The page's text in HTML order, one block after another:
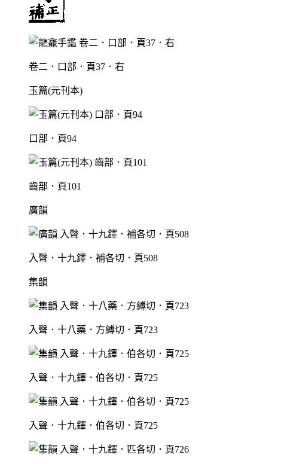
卷二．口部．頁37．右
玉篇(元刊本)
口部．頁94
齒部．頁101
廣韻
入聲．十九鐸．補各切．頁508
集韻
入聲．十八藥．方縛切．頁723
入聲．十九鐸．伯各切．頁725
入聲．十九鐸．伯各切．頁725